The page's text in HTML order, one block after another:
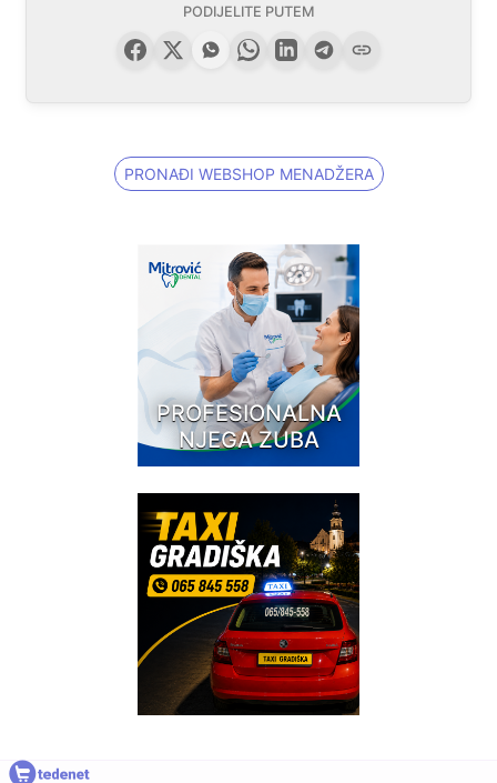
PODIJELITE PUTEM
PRONAĐI WEBSHOP MENADŽERA
PROFESIONALNA
NJEGA ZUBA